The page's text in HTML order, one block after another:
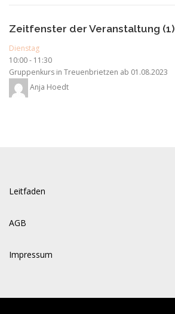
Zeitfenster der Veranstaltung (1)
Dienstag
10:00- 11:30
Gruppenkurs in Treuenbrietzen ab 01.08.2023
Anja Hoedt
Leitfaden
AGB
Impressum